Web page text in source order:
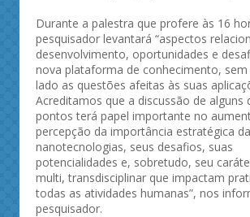
Durante a palestra que profere às 16
pesquisador levantará “aspectos
desenvolvimento, oportunidades e
nova plataforma de conhecimento, sem
lado as questões afeitas às suas
Acreditamos que a discussão de alguns
pontos terá papel importante no
percepção da importância estratégica
nanotecnologias, seus desafios, suas
potencialidades e, sobretudo, seu
multi, transdisciplinar que impactam
todas as atividades humanas”, nos
pesquisador.